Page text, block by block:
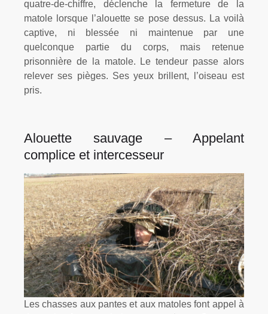
quatre-de-chiffre, déclenche la fermeture de la
matole lorsque l’alouette se pose dessus. La voilà
captive, ni blessée ni maintenue par une
quelconque partie du corps, mais retenue
prisonnière de la matole. Le tendeur passe alors
relever ses pièges. Ses yeux brillent, l’oiseau est
pris.
Alouette sauvage – Appelant
complice et intercesseur
Les chasses aux pantes et aux matoles font appel à